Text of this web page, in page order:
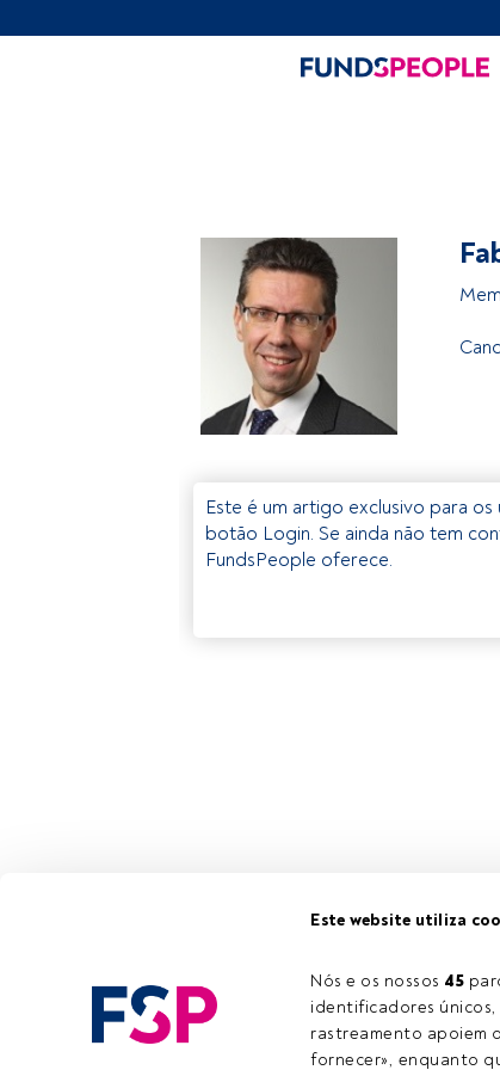
Este website utiliza
Nós e os nossos 45
identificadores
rastreamento apoiem
fornecer», enquanto
Este é um artigo exclusivo para
botão Login. Se ainda não tem
FundsPeople oferece.